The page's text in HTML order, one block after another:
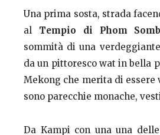
Una prima sosta, strada
al Tempio di Phom
sommità di una
da un pittoresco wat in bella
Mekong che merita di
sono parecchie monache,
Da Kampi con una una